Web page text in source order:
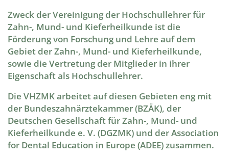
Zweck der Vereinigung der Hochschullehrer für
Zahn-, Mund- und Kieferheilkunde ist die
Förderung von Forschung und Lehre auf dem
Gebiet der Zahn-, Mund- und Kieferheilkunde,
sowie die Vertretung der Mitglieder in ihrer
Eigenschaft als Hochschullehrer.
Die VHZMK arbeitet auf diesen Gebieten eng mit
der Bundeszahnärztekammer (BZÄK), der
Deutschen Gesellschaft für Zahn-, Mund- und
Kieferheilkunde e. V. (DGZMK) und der Association
for Dental Education in Europe (ADEE) zusammen.